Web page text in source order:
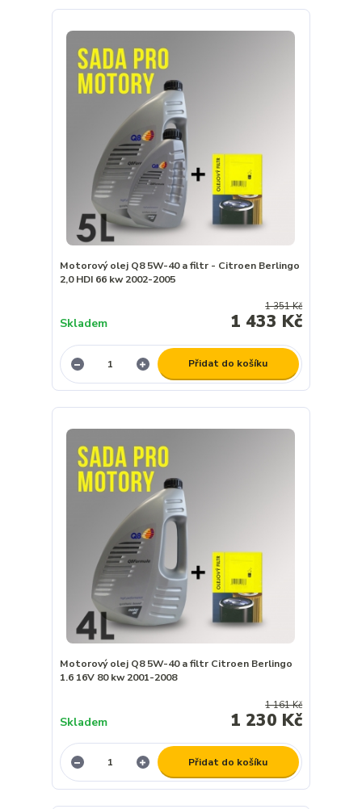
Motorový olej Q8 5W-40 a filtr - Citroen Berlingo
2,0 HDI 66 kw 2002-2005
1 351 Kč
1 433 Kč
Skladem
Přidat do košíku
Motorový olej Q8 5W-40 a filtr Citroen Berlingo
1.6 16V 80 kw 2001-2008
1 161 Kč
1 230 Kč
Skladem
Přidat do košíku